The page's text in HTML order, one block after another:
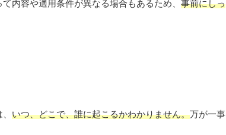
内容や適用条件が異なる場合もあるため、 事前にしっ
いつ、どこで、誰に起こるかわかりません。万が一事